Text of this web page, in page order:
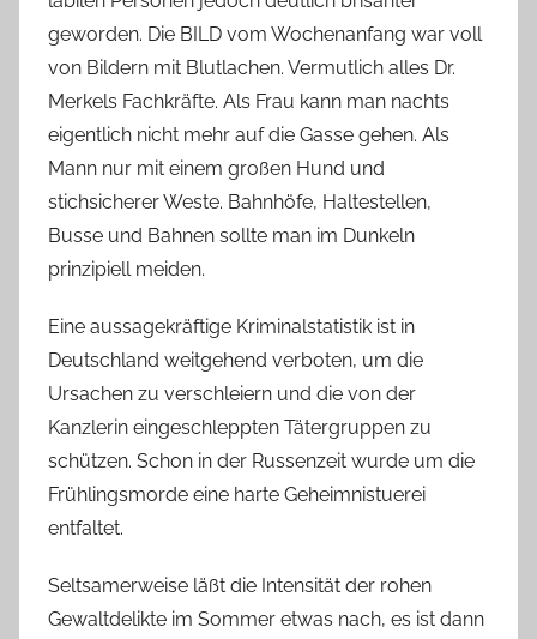
geworden. Die BILD vom Wochenanfang war voll
von Bildern mit Blutlachen. Vermutlich alles Dr.
Merkels Fachkräfte. Als Frau kann man nachts
eigentlich nicht mehr auf die Gasse gehen. Als
Mann nur mit einem großen Hund und
stichsicherer Weste. Bahnhöfe, Haltestellen,
Busse und Bahnen sollte man im Dunkeln
prinzipiell meiden.
Eine aussagekräftige Kriminalstatistik ist in
Deutschland weitgehend verboten, um die
Ursachen zu verschleiern und die von der
Kanzlerin eingeschleppten Tätergruppen zu
schützen. Schon in der Russenzeit wurde um die
Frühlingsmorde eine harte Geheimnistuerei
entfaltet.
Seltsamerweise läßt die Intensität der rohen
Gewaltdelikte im Sommer etwas nach, es ist dann